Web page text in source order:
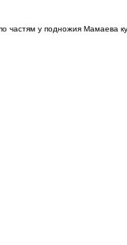
частям у подножия Мамаева